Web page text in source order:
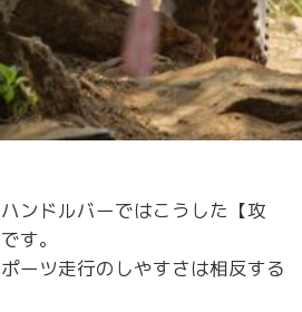
ンドルバーではこうした【攻
す。
ーツ走行のしやすさは相反する